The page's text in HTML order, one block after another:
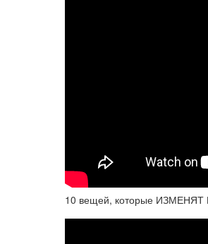
10 вещей, которые